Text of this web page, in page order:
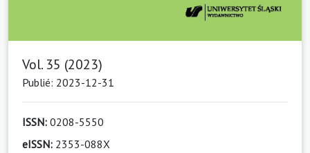
Vol. 35 (2023)
Publié: 2023-12-31
ISSN: 0208-5550
eISSN: 2353-088X